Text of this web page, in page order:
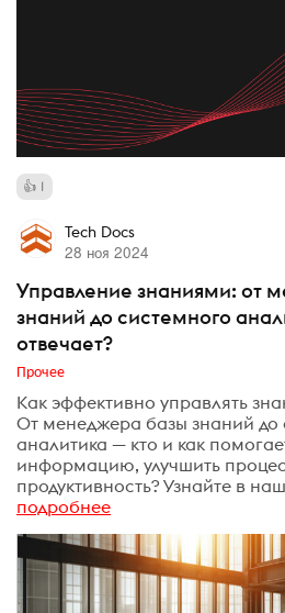
1
Tech Docs
28 ноя 2024
Управление знаниями: от
знаний до системного
отвечает?
Прочее
Как эффективно управлять
От менеджера базы знаний до
аналитика — кто и как
информацию, улучшить
продуктивность? Узнайте в
подробнее